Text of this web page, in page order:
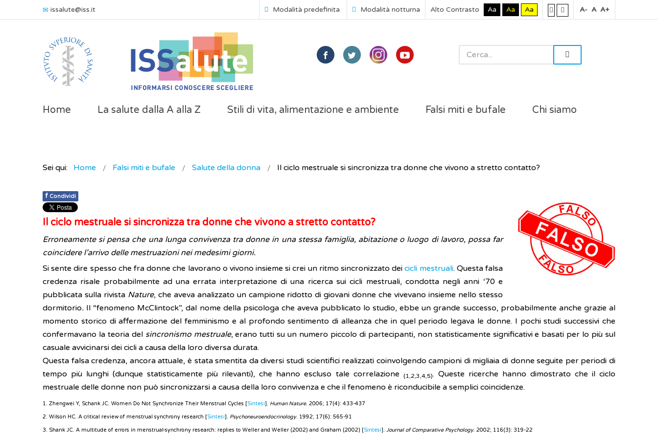
issalute@iss.it Modalità predefinita Modalità notturna Alto Contrasto Aa Aa Aa A- A A+
Home La salute dalla A alla Z Stili di vita, alimentazione e ambiente Falsi miti e bufale Chi siamo
Sei qui: Home Falsi miti e bufale Salute della donna Il ciclo mestruale si sincronizza tra donne che vivono a stretto contatto?
f Condividi
Il ciclo mestruale si sincronizza tra donne che vivono a stretto contatto?
Erroneamente si pensa che una lunga convivenza tra donne in una stessa famiglia, abitazione o luogo di lavoro, possa far
coincidere l’arrivo delle mestruazioni nei medesimi giorni.
Si sente dire spesso che fra donne che lavorano o vivono insieme si crei un ritmo sincronizzato deicicli mestruali. Questa falsa
credenza risale probabilmente ad una errata interpretazione di una ricerca sui cicli mestruali, condotta negli anni ‘70 e
pubblicata sulla rivista Nature, che aveva analizzato un campione ridotto di giovani donne che vivevano insieme nello stesso
dormitorio. Il “fenomeno McClintock”, dal nome della psicologa che aveva pubblicato lo studio, ebbe un grande successo, probabilmente anche grazie al
momento storico di affermazione del femminismo e al profondo sentimento di alleanza che in quel periodo legava le donne. I pochi studi successivi che
confermavano la teoria del sincronismo mestruale, erano tutti su un numero piccolo di partecipanti, non statisticamente significativi e basati per lo più sul
casuale avvicinarsi dei cicli a causa della loro diversa durata.
Questa falsa credenza, ancora attuale, è stata smentita da diversi studi scientifici realizzati coinvolgendo campioni di migliaia di donne seguite per periodi di
tempo più lunghi (dunque statisticamente più rilevanti), che hanno escluso tale correlazione
(1,2,3,4,5). Queste ricerche hanno dimostrato che il ciclo
mestruale delle donne non può sincronizzarsi a causa della loro convivenza e che il fenomeno è riconducibile a semplici coincidenze.
1. Zhengwei Y, Schank JC. Women Do Not Synchronize Their Menstrual Cycles [Sintesi]. Human Nature. 2006; 17(4): 433-437
2. Wilson HC. A critical review of menstrual synchrony research [Sintesi]. Psychoneuroendocrinology. 1992; 17(6): 565-91
3. Shank JC. A multitude of errors in menstrual-synchrony research: replies to Weller and Weller (2002) and Graham (2002) [Sintesi]. Journal of Comparative Psychology. 2002; 116(3): 319-22